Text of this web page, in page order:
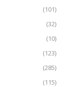
(101)
(32)
(10)
(123)
(285)
(115)